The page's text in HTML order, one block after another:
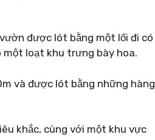
được lót bằng một lối đi có
loạt khu trưng bày hoa.
và được lót bằng những hàng
khắc, cùng với một khu vực